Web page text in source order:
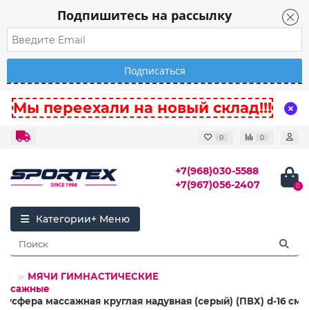
Подпишитесь на рассылку
Мы переехали на новый склад!!!
0 0
+7(968)030-5588
+7(967)056-2407
0
Категории
МЯЧИ ГИМНАСТИЧЕСКИЕ
массажная круглая надувная (серый) (ПВХ) d-16 см